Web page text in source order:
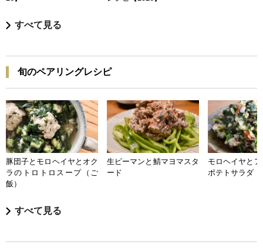
すべて見る
旬のペアリングレシピ
豚団子とモロヘイヤとオク
ラのトロトロスープ（ご
飯）
生ピーマンと鯖マヨマスタ
ード
モロヘイヤと
ポテトサラダ
すべて見る